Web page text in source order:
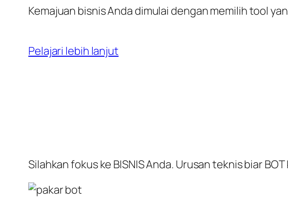
Kemajuan bisnis Anda dimulai dengan memilih tool
Pelajari lebih lanjut
Silahkan fokus ke BISNIS Anda. Urusan teknis biar